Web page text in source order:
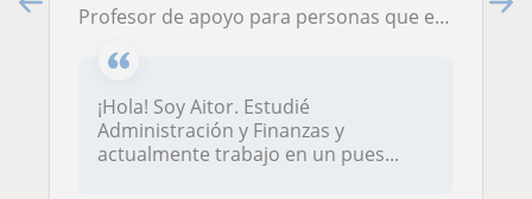
Profesor de apoyo para personas que estén realizando FP de Administración y finanzas, ADE o Economía y de la rama
¡Hola! Soy Aitor. Estudié
Administración y Finanzas y
actualmente trabajo en un pues...